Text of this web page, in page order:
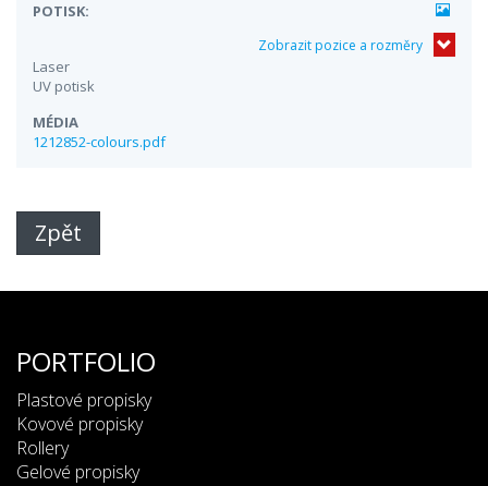
POTISK:
Zobrazit pozice a rozměry
Laser
UV potisk
MÉDIA
1212852-colours.pdf
Zpět
PORTFOLIO
Plastové propisky
Kovové propisky
Rollery
Gelové propisky